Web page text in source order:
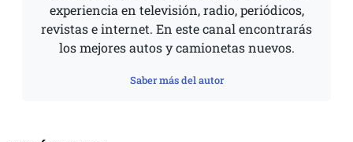
experiencia en televisión, radio, periódicos,
revistas e internet. En este canal encontrarás
los mejores autos y camionetas nuevos.
Saber más del autor